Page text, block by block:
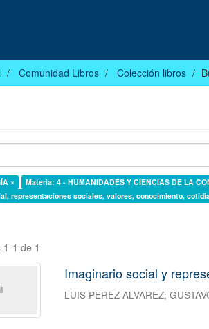
Comunidad Libros Colección libros
×
Materia: 4 - HUMANIDADES Y CIENCIAS DE LA
representaciones sociales, valores, conocimiento,
1 de 1
Imaginario social y
LUIS PEREZ ALVAREZ;